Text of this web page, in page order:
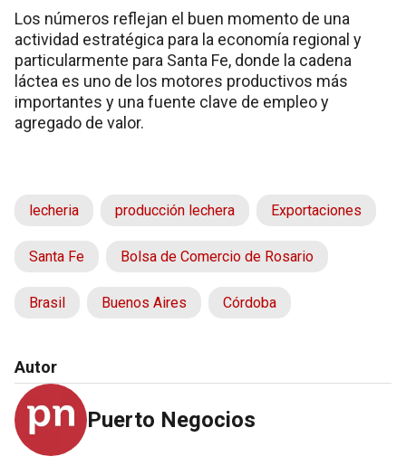
Los números reflejan el buen momento de una
actividad estratégica para la economía regional y
particularmente para Santa Fe, donde la cadena
láctea es uno de los motores productivos más
importantes y una fuente clave de empleo y
agregado de valor.
lecheria producción lechera Exportaciones
Santa Fe Bolsa de Comercio de Rosario
Brasil Buenos Aires Córdoba
Autor
Puerto Negocios